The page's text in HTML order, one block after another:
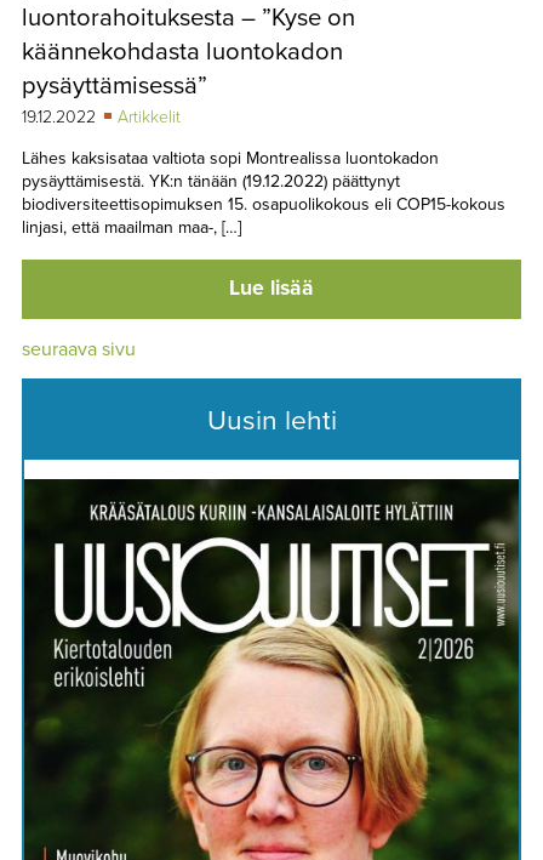
luontorahoituksesta – ”Kyse on
käännekohdasta luontokadon
pysäyttämisessä”
19.12.2022
Artikkelit
Lähes kaksisataa valtiota sopi Montrealissa luontokadon
pysäyttämisestä. YK:n tänään (19.12.2022) päättynyt
biodiversiteettisopimuksen 15. osapuolikokous eli COP15-kokous
linjasi, että maailman maa-, […]
Lue lisää
seuraava sivu
Uusin lehti